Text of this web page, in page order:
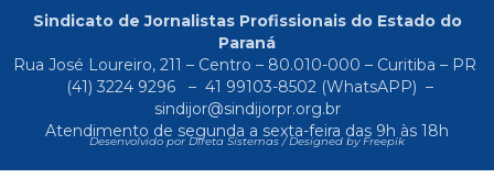
Sindicato de Jornalistas Profissionais do Estado do
Paraná
Rua José Loureiro, 211 – Centro – 80.010-000 – Curitiba – PR
(41) 3224 9296
– 41 99103-8502(WhatsAPP) –
sindijor@sindijorpr.org.br
Atendimento de segunda a sexta-feira das 9h às 18h
Desenvolvido por Direta Sistemas /Designed by Freepik